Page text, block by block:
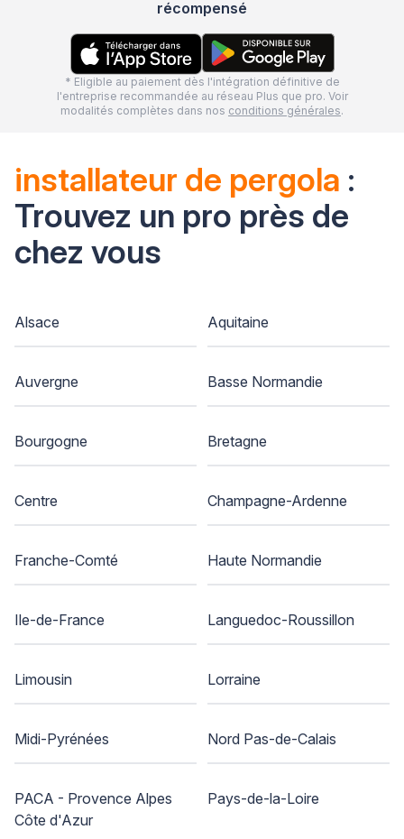
récompensé
* Eligible au paiement dès l'intégration définitive de
l'entreprise recommandée au réseau Plus que pro. Voir
modalités complètes dans nos conditions générales.
installateur de pergola :
Trouvez un pro près de
chez vous
Alsace Aquitaine
Auvergne Basse Normandie
Bourgogne Bretagne
Centre Champagne-Ardenne
Franche-Comté Haute Normandie
Ile-de-France Languedoc-Roussillon
Limousin Lorraine
Midi-Pyrénées Nord Pas-de-Calais
PACA - Provence Alpes
Côte d'Azur
Pays-de-la-Loire